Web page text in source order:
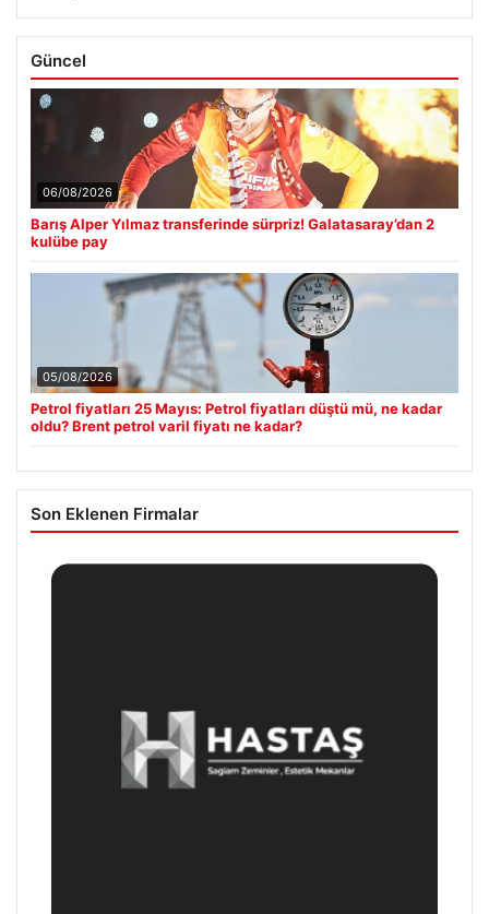
Güncel
06/08/2026
Barış Alper Yılmaz transferinde sürpriz! Galatasaray’dan 2
kulübe pay
05/08/2026
Petrol fiyatları 25 Mayıs: Petrol fiyatları düştü mü, ne kadar
oldu? Brent petrol varil fiyatı ne kadar?
Son Eklenen Firmalar